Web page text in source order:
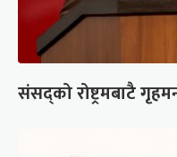
संसद्को रोष्ट्रमबाटै